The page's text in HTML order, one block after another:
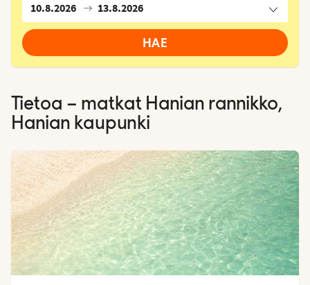
10.8.2026 13.8.2026
HAE
Tietoa – matkat Hanian rannikko,
Hanian kaupunki